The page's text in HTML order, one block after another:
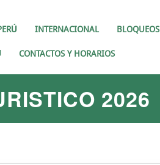
INTERNACIONAL BLOQUEOS
CONTACTOS Y HORARIOS
2026